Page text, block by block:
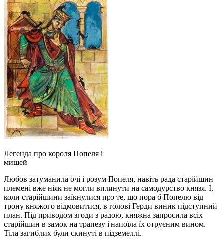
Легенда про короля Попеля і
мишей
Любов затуманила очі і розум Попеля, навіть рада старійшин
племені вже ніяк не могли вплинути на самодурство князя. І,
коли старійшини заїкнулися про те, що пора б Попелю від
трону княжого відмовитися, в голові Герди виник підступний
план. Під приводом згоди з радою, княжна запросила всіх
старійшин в замок на трапезу і напоїла їх отруєним вином.
Тіла загиблих були скинуті в підземеллі.